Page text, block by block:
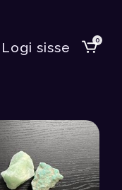
Logi sisse 0